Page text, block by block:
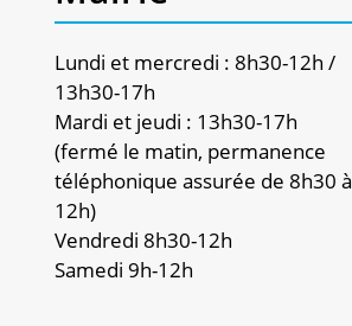
Lundi et mercredi : 8h30-12h /
13h30-17h
Mardi et jeudi : 13h30-17h
(fermé le matin, permanence
téléphonique assurée de 8h30 à
12h)
Vendredi 8h30-12h
Samedi 9h-12h